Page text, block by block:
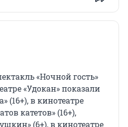
«Ночной гость»
«Удокан» показали
(16+), в кинотеатре
катетов» (16+),
(6+),в кинотеатре